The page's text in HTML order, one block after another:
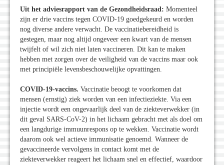
Uit het adviesrapport van de Gezondheidsraad: Momenteel
zijn er drie vaccins tegen COVID-19 goedgekeurd en worden
nog diverse andere verwacht. De vaccinatiebereidheid is
gestegen, maar nog altijd ongeveer een kwart van de mensen
twijfelt of wil zich niet laten vaccineren. Dit kan te maken
hebben met zorgen over de veiligheid van de vaccins maar ook
met principiële levensbeschouwelijke opvattingen.
COVID-19-vaccins. Vaccinatie beoogt te voorkomen dat
mensen (ernstig) ziek worden van een infectieziekte. Via een
injectie wordt een ongevaarlijk deel van de ziekteverwekker (in
dit geval SARS-CoV-2) in het lichaam gebracht met als doel om
een langdurige immuunrespons op te wekken. Vaccinatie wordt
daarom ook wel actieve immunisatie genoemd. Wanneer de
gevaccineerde vervolgens in contact komt met de
ziekteverwekker reageert het lichaam snel en effectief, waardoor